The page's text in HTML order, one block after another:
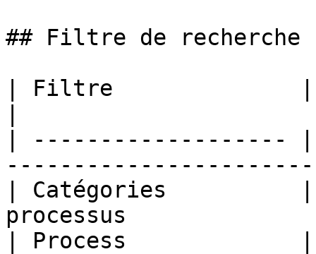
## Filtre de recherche
| Filtre              |
| -------------------
| Catégories          |
processus
| Process             |